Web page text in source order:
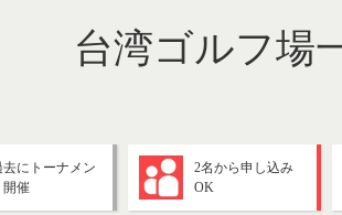
台湾ゴルフ場
去にトーナメン
開催
2名から申し込み
OK